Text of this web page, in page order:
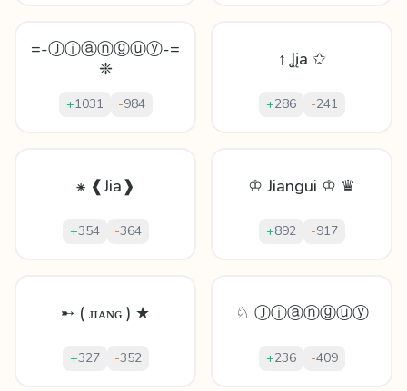
=-Ⓙⓘⓐⓝⓖⓤⓨ-=
❈
+1031 -984
↑ Ʝįa ✩
+286 -241
⁕ ❰Jia❱
+354 -364
♔ Jiangui ♔ ♛
+892 -917
➸ ( ᴊɪᴀɴɢ ) ★
+327 -352
♘ Ⓙⓘⓐⓝⓖⓤⓨ
+236 -409